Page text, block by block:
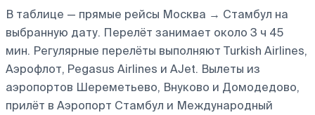
В таблице — прямые рейсы Москва → Стамбул на
выбранную дату. Перелёт занимает около 3 ч 45
мин. Регулярные перелёты выполняют Turkish Airlines,
Аэрофлот, Pegasus Airlines и AJet. Вылеты из
аэропортов Шереметьево, Внуково и Домодедово,
прилёт в Аэропорт Стамбул и Международный